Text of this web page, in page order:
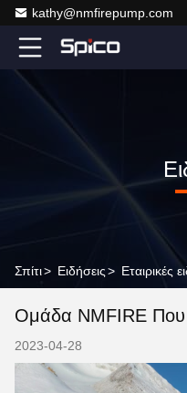
kathy@nmfirepump.com
Σπίτι> Ειδήσεις>
Ομάδα NMFIRE Που
2023-04-28